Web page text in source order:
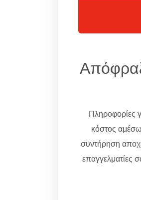
Πληροφορίες
κόστος
συντήρηση
επαγγελματίες